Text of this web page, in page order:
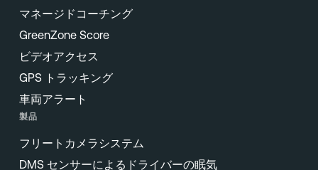
マネージドコーチング
GreenZone Score
ビデオアクセス
GPS トラッキング
車両アラート
製品
フリートカメラシステム
DMS センサーによるドライバーの眠気